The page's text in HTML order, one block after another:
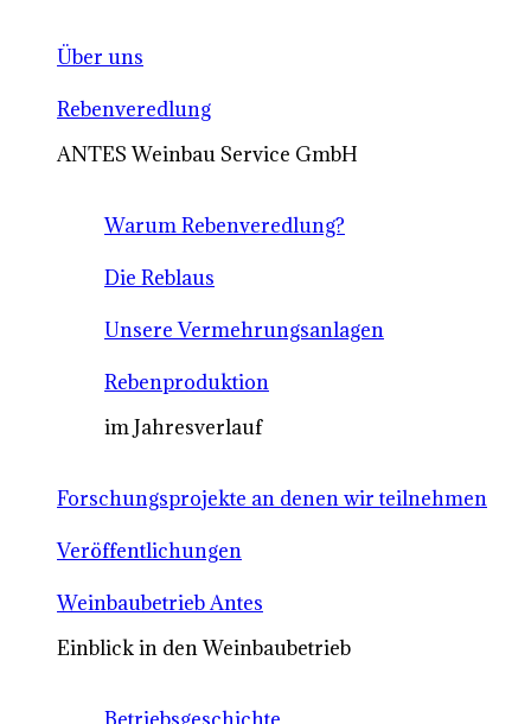
Über uns
Rebenveredlung
ANTES Weinbau Service GmbH
Warum Rebenveredlung?
Die Reblaus
Unsere Vermehrungsanlagen
Rebenproduktion
im Jahresverlauf
Forschungsprojekte an denen wir teilnehmen
Veröffentlichungen
Weinbaubetrieb Antes
Einblick in den Weinbaubetrieb